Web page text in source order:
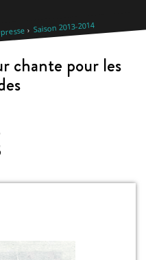
Saison 2013-2014
chante pour les